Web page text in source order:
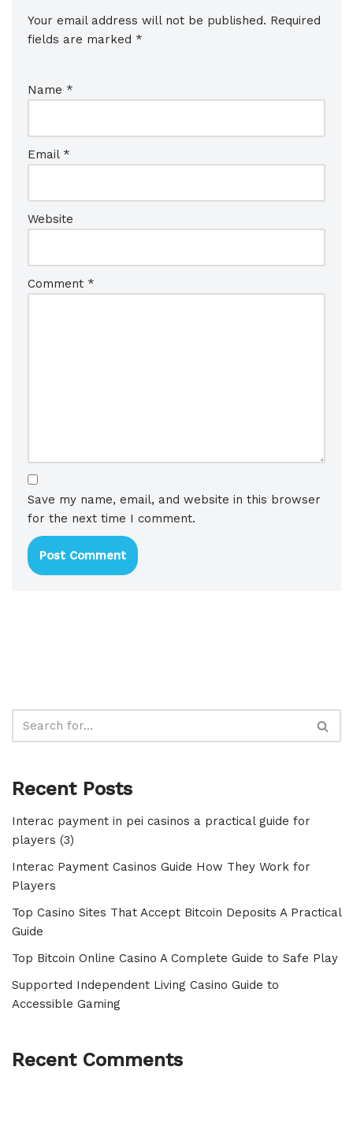
Your email address will not be published. Required
fields are marked *
Name *
Email *
Website
Comment *
Save my name, email, and website in this browser
for the next time I comment.
Recent Posts
Interac payment in pei casinos a practical guide for
players (3)
Interac Payment Casinos Guide How They Work for
Players
Top Casino Sites That Accept Bitcoin Deposits A Practical
Guide
Top Bitcoin Online Casino A Complete Guide to Safe Play
Supported Independent Living Casino Guide to
Accessible Gaming
Recent Comments